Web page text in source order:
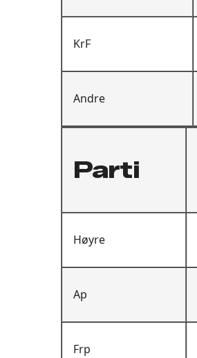
KrF
Andre
Parti
Høyre
Ap
Frp